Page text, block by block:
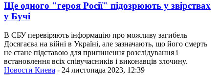
Ще одного "героя Росії" підозрюють у звірствах
у Бучі
В СБУ перевіряють інформацію про можливу загибель
Досягаєва на війні в Україні, але зазначають, що його смерть
не стане підставою для припинення розслідування і
встановлення всіх співучасників і виконавців злочину.
Новости Киева - 24 листопада 2023, 12:39